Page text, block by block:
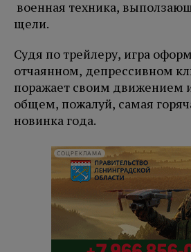
военная техника,
щели.
Судя по трейлеру, игра
отчаянном, депрессивном
поражает своим движением
общем, пожалуй, самая
новинка года.
СОЦРЕКЛАМА